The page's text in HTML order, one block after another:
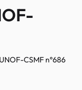
CSMF n°686